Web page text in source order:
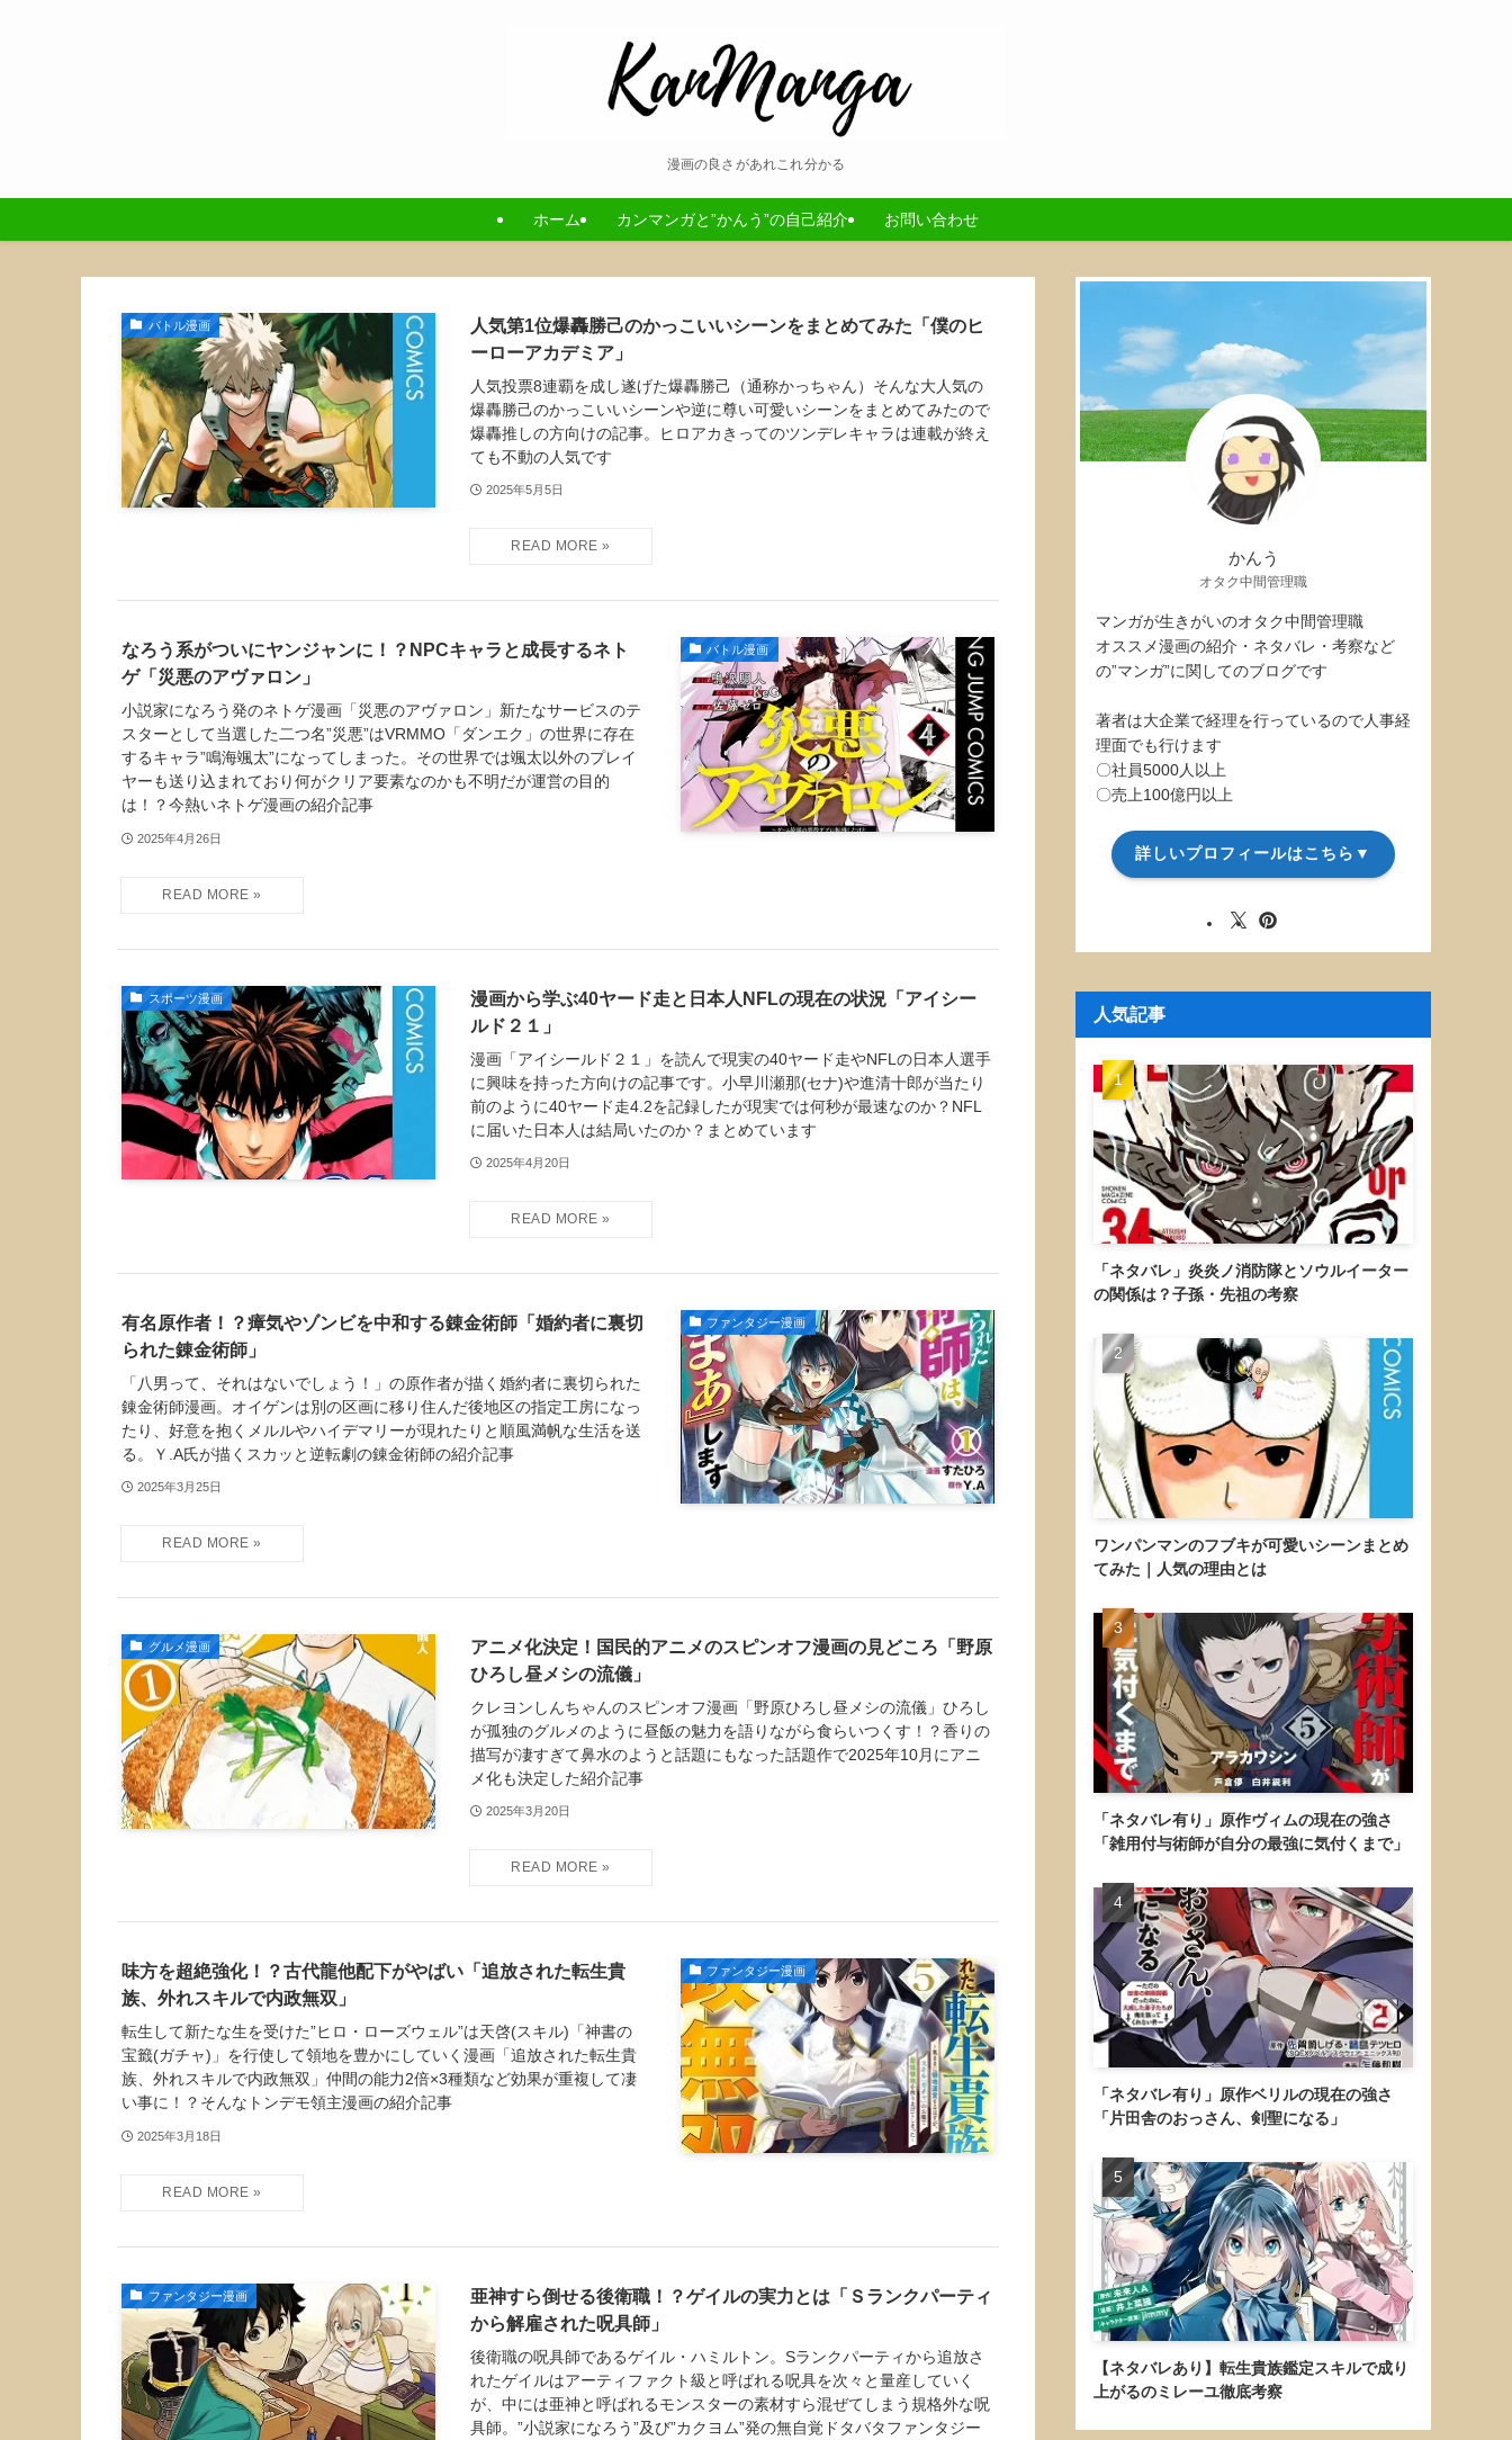
漫画の良さがあれこれ分かる
ホーム カンマンガと”かんう”の自己紹介 お問い合わせ
バトル漫画
人気第1位爆轟勝己のかっこいいシーンをまとめてみた「僕のヒ
ーローアカデミア」
人気投票8連覇を成し遂げた爆轟勝己（通称かっちゃん）そんな大人気の
爆轟勝己のかっこいいシーンや逆に尊い可愛いシーンをまとめてみたので
爆轟推しの方向けの記事。ヒロアカきってのツンデレキャラは連載が終え
ても不動の人気です
2025年5月5日
バトル漫画
なろう系がついにヤンジャンに！？NPCキャラと成長するネト
ゲ「災悪のアヴァロン」
小説家になろう発のネトゲ漫画「災悪のアヴァロン」新たなサービスのテ
スターとして当選した二つ名”災悪”はVRMMO「ダンエク」の世界に存在
するキャラ”鳴海颯太”になってしまった。その世界では颯太以外のプレイ
ヤーも送り込まれており何がクリア要素なのかも不明だが運営の目的
は！？今熱いネトゲ漫画の紹介記事
2025年4月26日
スポーツ漫画
漫画から学ぶ40ヤード走と日本人NFLの現在の状況「アイシー
ルド２１」
漫画「アイシールド２１」を読んで現実の40ヤード走やNFLの日本人選手
に興味を持った方向けの記事です。小早川瀬那(セナ)や進清十郎が当たり
前のように40ヤード走4.2を記録したが現実では何秒が最速なのか？NFL
に届いた日本人は結局いたのか？まとめています
2025年4月20日
ファンタジー漫画
有名原作者！？瘴気やゾンビを中和する錬金術師「婚約者に裏切
られた錬金術師」
「八男って、それはないでしょう！」の原作者が描く婚約者に裏切られた
錬金術師漫画。オイゲンは別の区画に移り住んだ後地区の指定工房になっ
たり、好意を抱くメルルやハイデマリーが現れたりと順風満帆な生活を送
る。Ｙ.A氏が描くスカッと逆転劇の錬金術師の紹介記事
2025年3月25日
グルメ漫画
アニメ化決定！国民的アニメのスピンオフ漫画の見どころ「野原
ひろし昼メシの流儀」
クレヨンしんちゃんのスピンオフ漫画「野原ひろし昼メシの流儀」ひろし
が孤独のグルメのように昼飯の魅力を語りながら食らいつくす！？香りの
描写が凄すぎて鼻水のようと話題にもなった話題作で2025年10月にアニ
メ化も決定した紹介記事
2025年3月20日
ファンタジー漫画
味方を超絶強化！？古代龍他配下がやばい「追放された転生貴
族、外れスキルで内政無双」
転生して新たな生を受けた”ヒロ・ローズウェル”は天啓(スキル)「神書の
宝籤(ガチャ)」を行使して領地を豊かにしていく漫画「追放された転生貴
族、外れスキルで内政無双」仲間の能力2倍×3種類など効果が重複して凄
い事に！？そんなトンデモ領主漫画の紹介記事
2025年3月18日
ファンタジー漫画
亜神すら倒せる後衛職！？ゲイルの実力とは「Ｓランクパーティ
から解雇された呪具師」
後衛職の呪具師であるゲイル・ハミルトン。Sランクパーティから追放さ
れたゲイルはアーティファクト級と呼ばれる呪具を次々と量産していく
が、中には亜神と呼ばれるモンスターの素材すら混ぜてしまう規格外な呪
具師。”小説家になろう”及び”カクヨム”発の無自覚ドタバタファンタジー
かんう
オタク中間管理職
マンガが生きがいのオタク中間管理職
オススメ漫画の紹介・ネタバレ・考察など
の”マンガ”に関してのブログです
著者は大企業で経理を行っているので人事経
理面でも行けます
〇社員5000人以上
〇売上100億円以上
詳しいプロフィールはこちら▼
人気記事
「ネタバレ」炎炎ノ消防隊とソウルイーター
の関係は？子孫・先祖の考察
ワンパンマンのフブキが可愛いシーンまとめ
てみた｜人気の理由とは
「ネタバレ有り」原作ヴィムの現在の強さ
「雑用付与術師が自分の最強に気付くまで」
「ネタバレ有り」原作ベリルの現在の強さ
「片田舎のおっさん、剣聖になる」
【ネタバレあり】転生貴族鑑定スキルで成り
上がるのミレーユ徹底考察